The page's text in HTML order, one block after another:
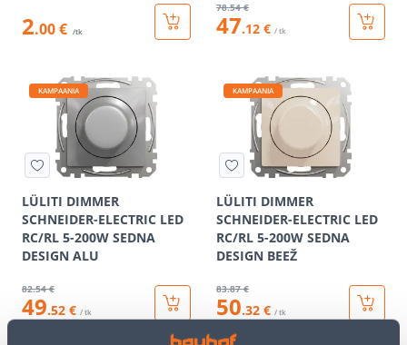
2.00 € /tk
78.54 €
47.12 € / tk
KAMPAANIA
LÜLITI DIMMER
SCHNEIDER-ELECTRIC LED
RC/RL 5-200W SEDNA
DESIGN ALU
82.54 €
49.52 € / tk
KAMPAANIA
LÜLITI DIMMER
SCHNEIDER-ELECTRIC LED
RC/RL 5-200W SEDNA
DESIGN BEEŽ
83.87 €
50.32 € / tk